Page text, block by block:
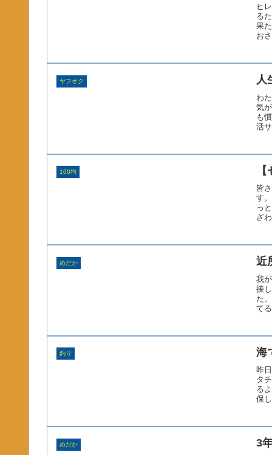
ヒ
る
果
お
ヤフオク 人
わ
気
も
活
100均
皆
す
っ
ざ
めだか 近
我
接
た
て
釣り 海
昨
タ
る
保
めだか 3